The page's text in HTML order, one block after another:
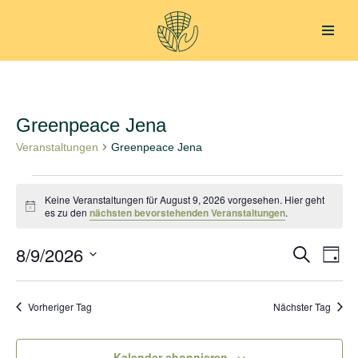
Inhalt
Greenpeace Jena
Veranstaltungen Greenpeace Jena
Hinweis
Keine Veranstaltungen für August 9, 2026 vorgesehen. Hier geht
es zu den nächsten bevorstehenden Veranstaltungen.
Suche
und
Suche
Tag
8/9/2026
Vorheriger Tag
Nächster Tag